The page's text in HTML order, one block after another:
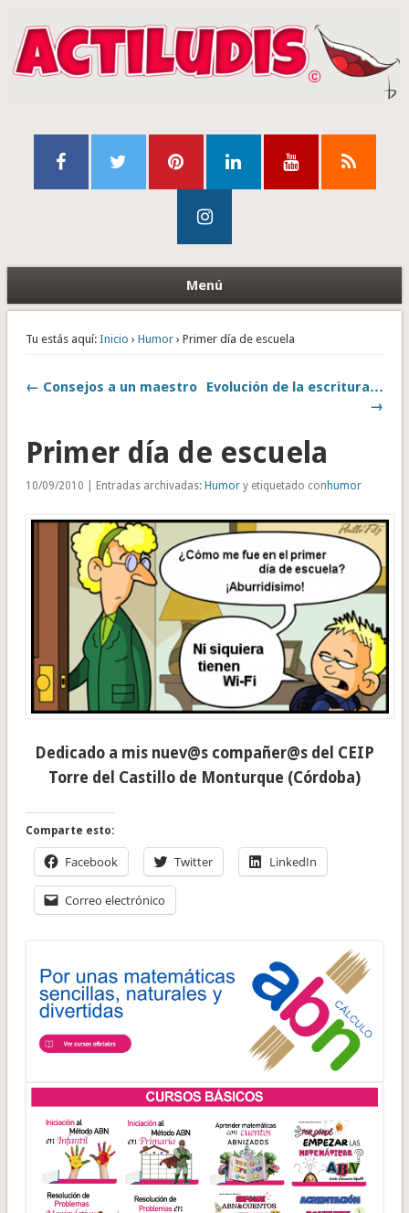
Menú
Tu estás aquí: Inicio › Humor› Primer día de escuela
← Consejos a un maestro
Evolución de la escritura…
→
Primer día de escuela
10/09/2010 | Entradas archivadas: Humory etiquetado con humor
Dedicado a mis nuev@s compañer@s del CEIP
Torre del Castillo de Monturque (Córdoba)
Comparte esto:
Facebook Twitter LinkedIn
Correo electrónico